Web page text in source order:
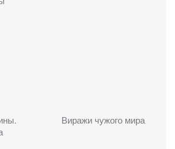
Виражи чужого мира